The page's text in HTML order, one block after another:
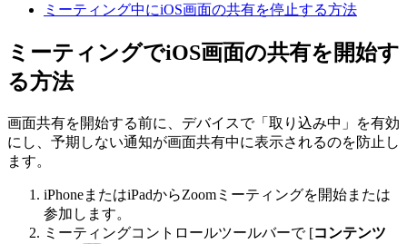
ミーティング中にiOS画面の共有を停止する方法
ミーティングでiOS画面の共有を開始す
る方法
画面共有を開始する前に、デバイスで「取り込み中」を有効
にし、予期しない通知が画面共有中に表示されるのを防止し
ます。
iPhoneまたはiPadからZoomミーティングを開始または
参加します。
ミーティングコントロールツールバーで [コンテンツ